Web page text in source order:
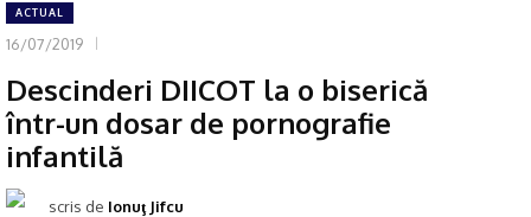
ACTUAL
16/07/2019
Descinderi DIICOT la o biserică
într-un dosar de pornografie
infantilă
scris de Ionuţ Jifcu